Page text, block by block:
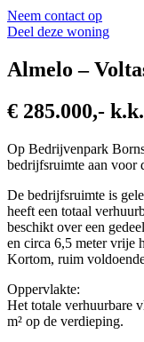
Neem contact op
Deel deze woning
Almelo –
€ 285.000,- k.k.
Op Bedrijvenpark
bedrijfsruimte aan voor
De bedrijfsruimte is
heeft een totaal
beschikt over een
en circa 6,5 meter vrije
Kortom, ruim
Oppervlakte:
Het totale verhuurbare
m² op de verdieping.